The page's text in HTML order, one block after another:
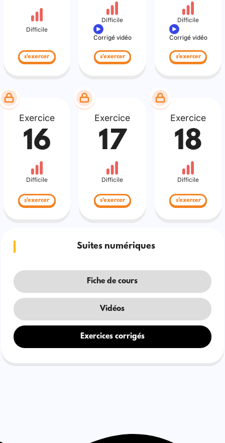
Difficile
s'exercer
Difficile
Corrigé vidéo
s'exercer
Difficile
Corrigé vidéo
s'exercer
Exercice
16
Difficile
s'exercer
Exercice
17
Difficile
s'exercer
Exercice
18
Difficile
s'exercer
Suites numériques
Fiche de cours
Vidéos
Exercices corrigés